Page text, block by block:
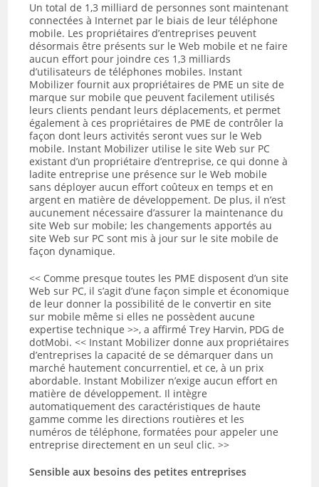
Un total de 1,3 milliard de personnes sont maintenant
connectées à Internet par le biais de leur téléphone
mobile. Les propriétaires d’entreprises peuvent
désormais être présents sur le Web mobile et ne faire
aucun effort pour joindre ces 1,3 milliards
d’utilisateurs de téléphones mobiles. Instant
Mobilizer fournit aux propriétaires de PME un site de
marque sur mobile que peuvent facilement utilisés
leurs clients pendant leurs déplacements, et permet
également à ces propriétaires de PME de contrôler la
façon dont leurs activités seront vues sur le Web
mobile. Instant Mobilizer utilise le site Web sur PC
existant d’un propriétaire d’entreprise, ce qui donne à
ladite entreprise une présence sur le Web mobile
sans déployer aucun effort coûteux en temps et en
argent en matière de développement. De plus, il n’est
aucunement nécessaire d’assurer la maintenance du
site Web sur mobile; les changements apportés au
site Web sur PC sont mis à jour sur le site mobile de
façon dynamique.
<< Comme presque toutes les PME disposent d’un site
Web sur PC, il s’agit d’une façon simple et économique
de leur donner la possibilité de le convertir en site
sur mobile même si elles ne possèdent aucune
expertise technique >>, a affirmé Trey Harvin, PDG de
dotMobi. << Instant Mobilizer donne aux propriétaires
d’entreprises la capacité de se démarquer dans un
marché hautement concurrentiel, et ce, à un prix
abordable. Instant Mobilizer n’exige aucun effort en
matière de développement. Il intègre
automatiquement des caractéristiques de haute
gamme comme les directions routières et les
numéros de téléphone, formatées pour appeler une
entreprise directement en un seul clic. >>
Sensible aux besoins des petites entreprises